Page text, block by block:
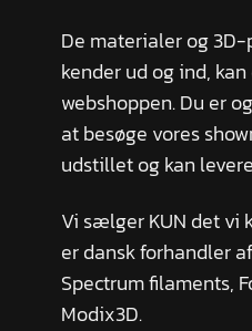
De materialer og
kender ud og ind,
webshoppen. Du er
at besøge vores
udstillet og kan
Vi sælger KUN det vi
er dansk forhandler
Spectrum filaments,
Modix3D.